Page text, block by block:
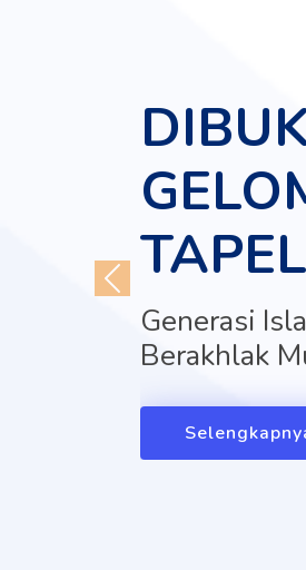
Generasi
Berakhlak